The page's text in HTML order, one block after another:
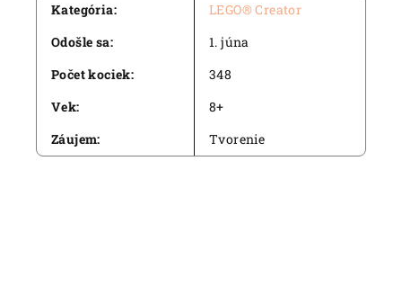
Kategória:
LEGO® Creator
Odošle sa:
1. júna
Počet kociek:
348
Vek:
8+
Záujem: Tvorenie